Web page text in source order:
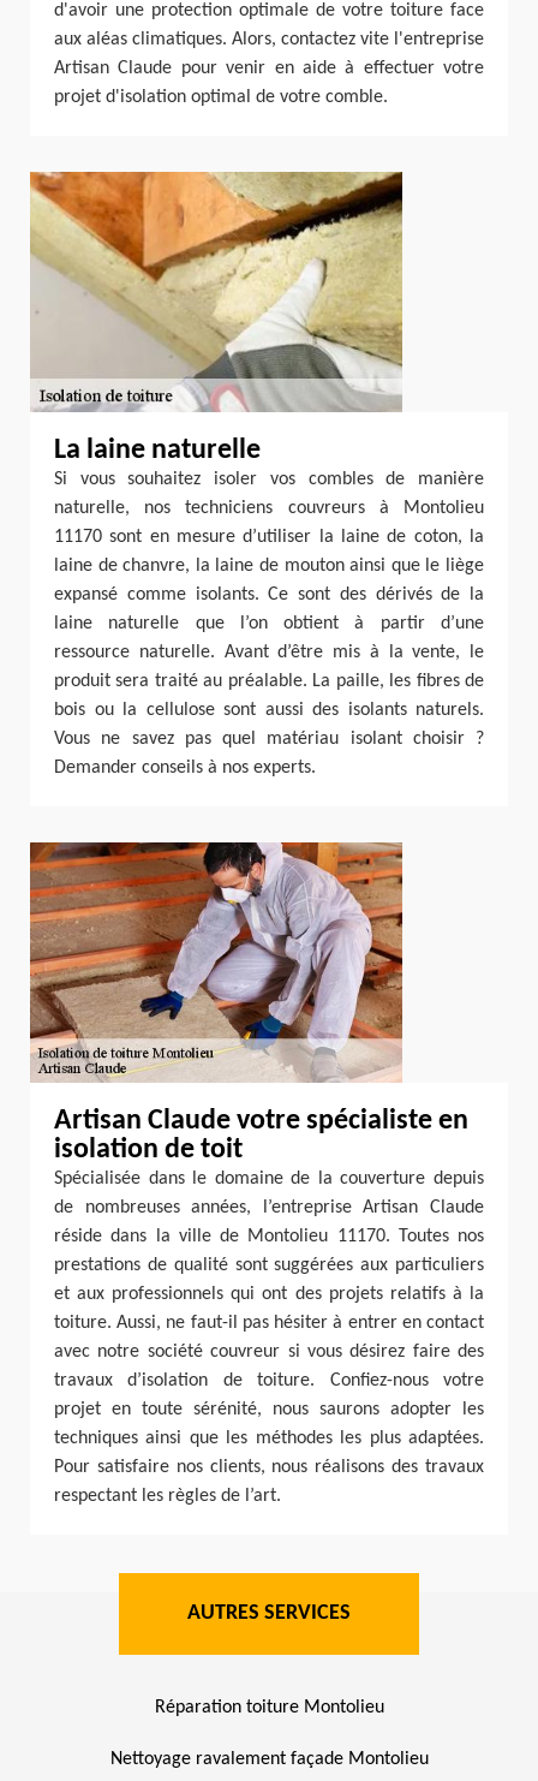
d'avoir une protection optimale de votre toiture face
aux aléas climatiques. Alors, contactez vite l'entreprise
Artisan Claude pour venir en aide à effectuer votre
projet d'isolation optimal de votre comble.
La laine naturelle
Si vous souhaitez isoler vos combles de manière
naturelle, nos techniciens couvreurs à Montolieu
11170 sont en mesure d’utiliser la laine de coton, la
laine de chanvre, la laine de mouton ainsi que le liège
expansé comme isolants. Ce sont des dérivés de la
laine naturelle que l’on obtient à partir d’une
ressource naturelle. Avant d’être mis à la vente, le
produit sera traité au préalable. La paille, les fibres de
bois ou la cellulose sont aussi des isolants naturels.
Vous ne savez pas quel matériau isolant choisir ?
Demander conseils à nos experts.
Artisan Claude votre spécialiste en
isolation de toit
Spécialisée dans le domaine de la couverture depuis
de nombreuses années, l’entreprise Artisan Claude
réside dans la ville de Montolieu 11170. Toutes nos
prestations de qualité sont suggérées aux particuliers
et aux professionnels qui ont des projets relatifs à la
toiture. Aussi, ne faut-il pas hésiter à entrer en contact
avec notre société couvreur si vous désirez faire des
travaux d’isolation de toiture. Confiez-nous votre
projet en toute sérénité, nous saurons adopter les
techniques ainsi que les méthodes les plus adaptées.
Pour satisfaire nos clients, nous réalisons des travaux
respectant les règles de l’art.
AUTRES SERVICES
Réparation toiture Montolieu
Nettoyage ravalement façade Montolieu